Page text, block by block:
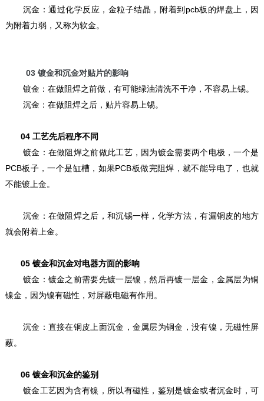
沉金：通过化学反应，金粒子结晶，附着到pcb板的焊盘上，因
为附着力弱，又称为软金。
03 镀金和沉金对贴片的影响
镀金：在做阻焊之前做，有可能绿油清洗不干净，不容易上锡。
沉金：在做阻焊之后，贴片容易上锡。
04 工艺先后程序不同
镀金：在做阻焊之前做此工艺，因为镀金需要两个电极，一个是
PCB板子，一个是缸槽，如果PCB板做完阻焊，就不能导电了，也就
不能镀上金。
沉金：在做阻焊之后，和沉锡一样，化学方法，有漏铜皮的地方
就会附着上金。
05 镀金和沉金对电器方面的影响
镀金：镀金之前需要先镀一层镍，然后再镀一层金，金属层为铜
镍金，因为镍有磁性，对屏蔽电磁有作用。
沉金：直接在铜皮上面沉金，金属层为铜金，没有镍，无磁性屏
蔽。
06 镀金和沉金的鉴别
镀金工艺因为含有镍，所以有磁性，鉴别是镀金或者沉金时，可